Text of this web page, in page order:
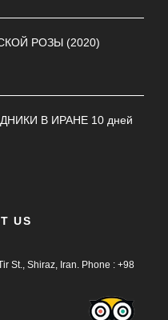
РОЗЫ (2020)
В ИРАНЕ 10 дней
US
St., Shiraz, Iran. Phone : +98